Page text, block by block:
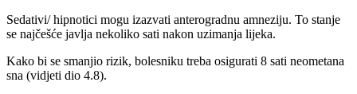
Sedativi/ hipnotici mogu izazvati anterogradnu amneziju. To stanje
se najčešće javlja nekoliko sati nakon uzimanja lijeka.
Kako bi se smanjio rizik, bolesniku treba osigurati 8 sati neometana
sna (vidjeti dio 4.8).